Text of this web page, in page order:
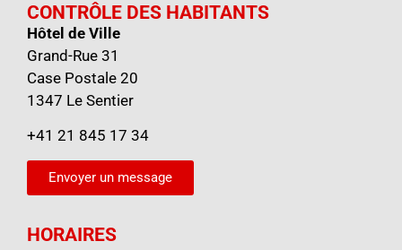
CONTRÔLE DES HABITANTS
Hôtel de Ville
Grand-Rue 31
Case Postale 20
1347 Le Sentier
+41 21 845 17 34
Envoyer un message
HORAIRES